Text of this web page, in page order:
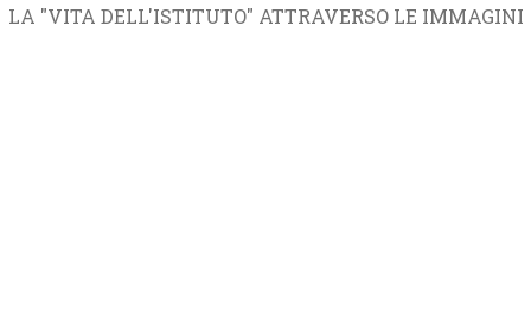
LA "VITA DELL'ISTITUTO" ATTRAVERSO LE IMMAGINI